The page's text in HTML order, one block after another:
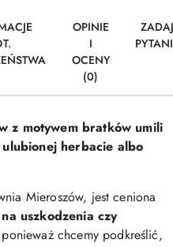
OPINIE
I
OCENY
(0)
z motywem bratków umili
herbacie albo
Mieroszów, jest ceniona
uszkodzenia czy
chcemy podkreślić,